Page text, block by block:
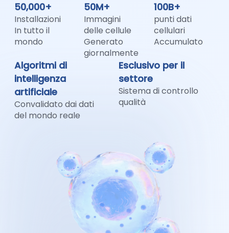
50,000+
Installazioni
In tutto il
mondo
50M+
Immagini
delle cellule
Generato
giornalmente
100B+
punti dati
cellulari
Accumulato
Algoritmi di
intelligenza
artificiale
Convalidato dai dati
del mondo reale
Esclusivo per il
settore
Sistema di controllo
qualità